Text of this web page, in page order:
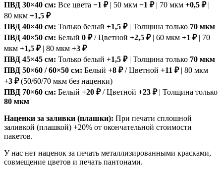
ПВД 30×40 см: Все цвета −1 ₽| 50 мкм −1 ₽| 70 мкм +0,5 ₽|
80 мкм +1,5 ₽
ПВД 40×40 см: Только белый +1,5 ₽| Толщина только 70 мкм
ПВД 40×50 см: Белый 0 ₽/ Цветной +2,5 ₽| 60 мкм +1 ₽| 70
мкм +1,5 ₽| 80 мкм +3 ₽
ПВД 45×45 см: Только белый +1,5 ₽| Толщина только 70 мкм
ПВД 50×60 / 60×50 см: Белый +8 ₽/ Цветной +11 ₽| 80 мкм
+3 ₽(50/60/70 мкм без наценки)
ПВД 70×60 см: Белый +20 ₽/ Цветной +23 ₽| Толщина только
80 мкм
Наценки за заливки (плашки): При печати сплошной
заливкой (плашкой) +20% от окончательной стоимости
пакетов.
У нас нет наценок за печать металлизированными красками,
совмещение цветов и печать пантонами.